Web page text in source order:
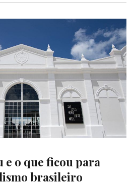
e o que ficou para
brasileiro